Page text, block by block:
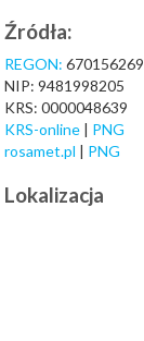
Źródła:
REGON: 670156269
NIP: 9481998205
KRS: 0000048639
KRS-online | PNG
rosamet.pl | PNG
Lokalizacja